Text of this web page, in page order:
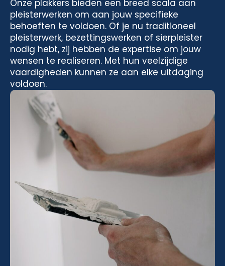
Onze plakkers bieden een breed scala aan
pleisterwerken om aan jouw specifieke
behoeften te voldoen. Of je nu traditioneel
pleisterwerk, bezettingswerken of sierpleister
nodig hebt, zij hebben de expertise om jouw
wensen te realiseren. Met hun veelzijdige
vaardigheden kunnen ze aan elke uitdaging
voldoen.